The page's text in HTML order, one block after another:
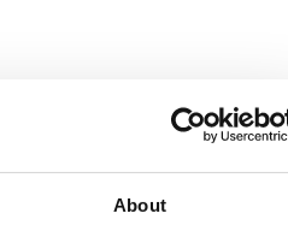
About